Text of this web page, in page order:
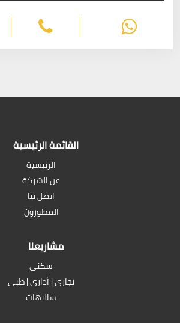
القائمة الرئيسية
الرئيسية
عن الشركة
اتصل بنا
المطورون
مشاريعنا
سكنى
تجارى | أدارى | طبى
شاليهات